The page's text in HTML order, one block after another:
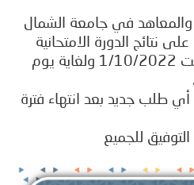
في جامعة الشمال
الدورة الامتحانية
الثالثة اعتباراً من يوم السبت 1/10/2022 ولغاية يوم
جديد بعد انتهاء فترة
للجميع